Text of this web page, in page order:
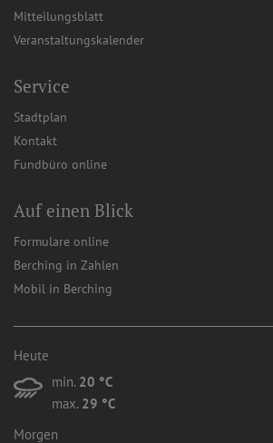
Mitteilungsblatt
Veranstaltungskalender
Service
Stadtplan
Kontakt
Fundbüro online
Auf einen Blick
Formulare online
Berching in Zahlen
Mobil in Berching
Heute
min. 20 °C
max. 29 °C
Morgen